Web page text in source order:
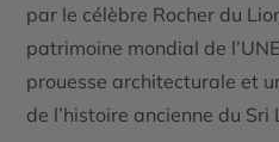
par le célèbre Rocher du
patrimoine mondial de
prouesse architecturale et
de l’histoire ancienne du Sri